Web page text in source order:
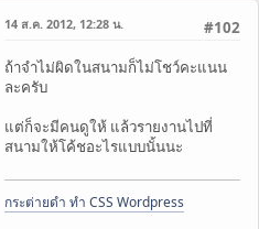
#102
14 ส.ค. 2012, 12:28 น.
ถ้าจำไม่ผิดในสนามก็ไม่โชว์คะแนน
ละครับ
แต่ก็จะมีคนดูให้ แล้วรายงานไปที่
สนามให้โค้ชอะไรแบบนั้นนะ
กระต่ายดำ ทำ CSS Wordpress